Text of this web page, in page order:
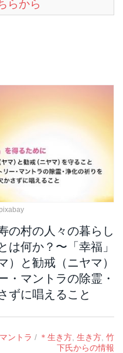
らから
pixabay
の村の人々の暮らし
は何か？〜「幸福」
）と勧戒（ニヤマ）
・マントラの除霊・
ずに唱えること
ントラ / ＊生き方 生き方 竹
下氏からの情報